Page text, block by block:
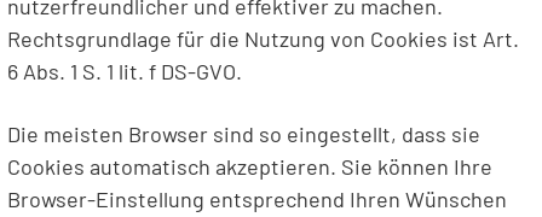
nutzerfreundlicher und effektiver zu machen.
Rechtsgrundlage für die Nutzung von Cookies ist Art.
6 Abs. 1 S. 1 lit. f DS-GVO.
Die meisten Browser sind so eingestellt, dass sie
Cookies automatisch akzeptieren. Sie können Ihre
Browser-Einstellung entsprechend Ihren Wünschen